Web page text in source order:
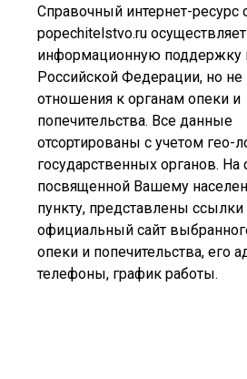
Справочный интернет-ресурс
popechitelstvo.ru осуществляет
информационную поддержку
Российской Федерации, но не
отношения к органам опеки и
попечительства. Все данные
отсортированы с учетом гео-
государственных органов. На
посвященной Вашему
пункту, представлены ссылки
официальный сайт
опеки и попечительства, его
телефоны, график работы.